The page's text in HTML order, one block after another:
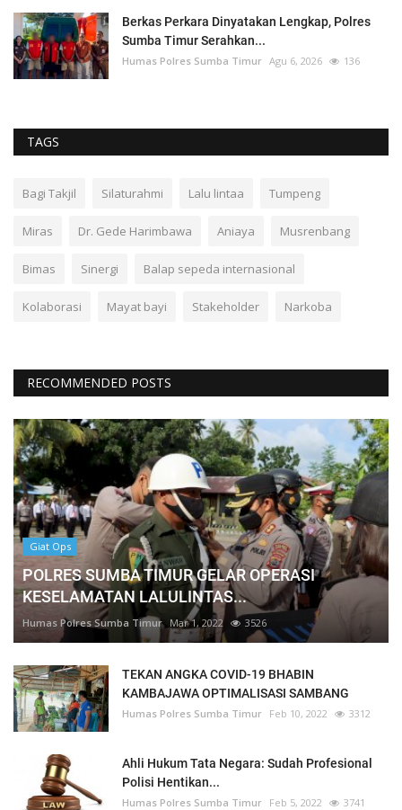
Berkas Perkara Dinyatakan Lengkap, Polres
Sumba Timur Serahkan...
Humas Polres Sumba Timur Agu 6, 2026 136
TAGS
Bagi Takjil Silaturahmi Lalu lintaa Tumpeng
Miras Dr. Gede Harimbawa Aniaya Musrenbang
Bimas Sinergi Balap sepeda internasional
Kolaborasi Mayat bayi Stakeholder Narkoba
RECOMMENDED POSTS
Giat Ops
POLRES SUMBA TIMUR GELAR OPERASI
KESELAMATAN LALULINTAS...
Humas Polres Sumba Timur Mar 1, 2022 3526
TEKAN ANGKA COVID-19 BHABIN
KAMBAJAWA OPTIMALISASI SAMBANG
Humas Polres Sumba Timur Feb 10, 2022 3312
Ahli Hukum Tata Negara: Sudah Profesional
Polisi Hentikan...
Humas Polres Sumba Timur Feb 5, 2022 3741